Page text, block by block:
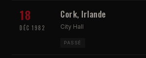
18
DÉC 1982
Cork, Irlande
City Hall
PASSÉ